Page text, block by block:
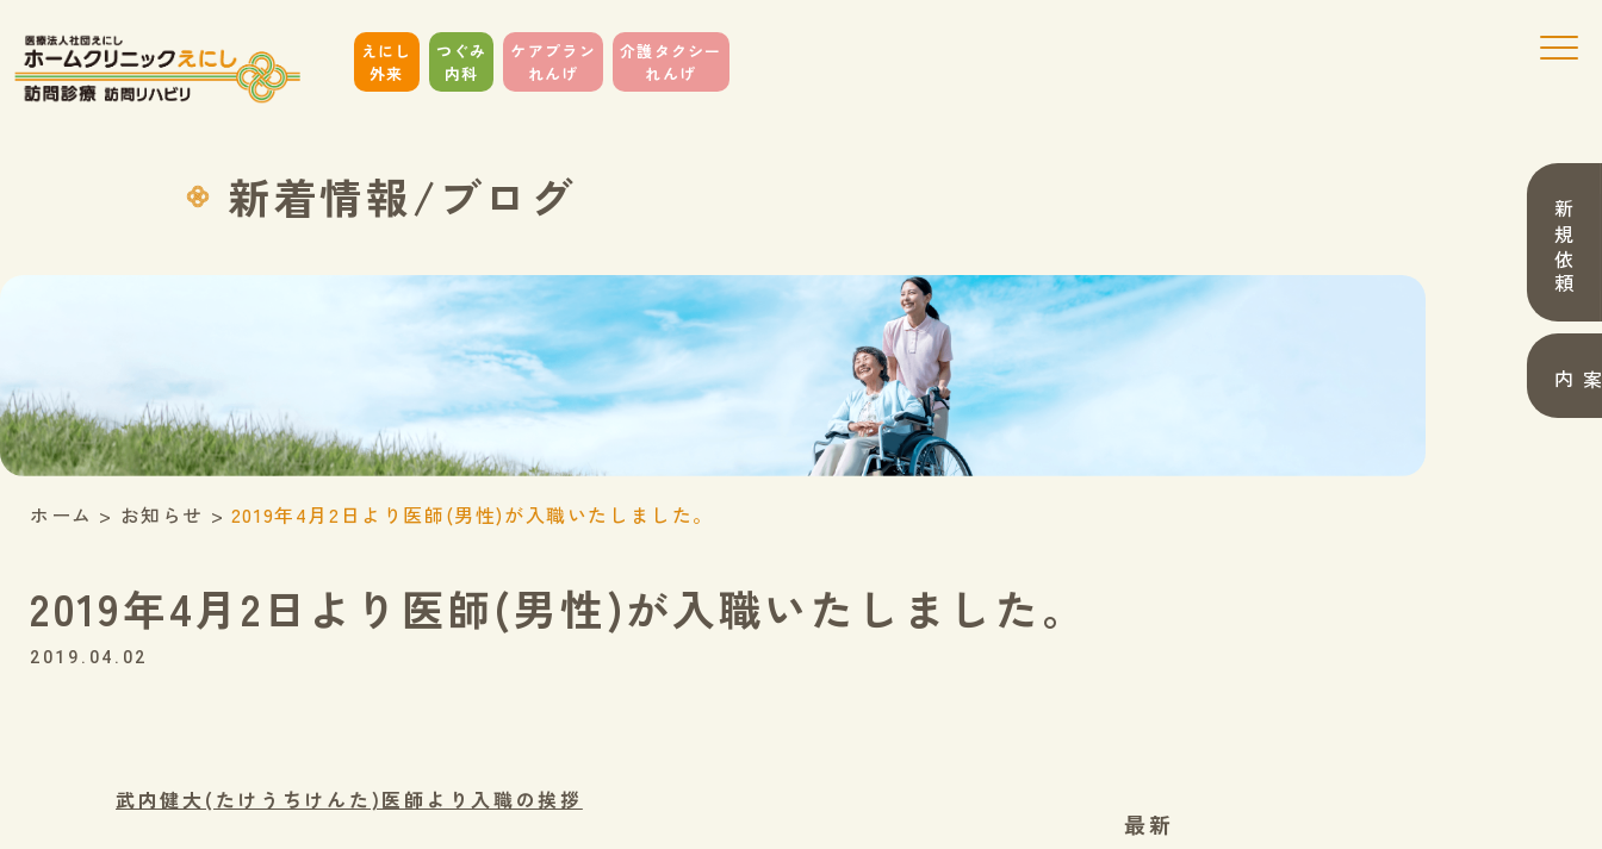
えにし
外来
つぐみ
内科
ケアプラン
れんげ
介護タクシー
れんげ
新着情報/ブログ
ホーム > お知らせ > 2019年4月2日より医師(男性)が入職いたしました。
新規依頼
採用案内
2019年4月2日より医師(男性)が入職いたしました。
2019.04.02
武内健大(たけうちけんた)医師より入職の挨拶
最新